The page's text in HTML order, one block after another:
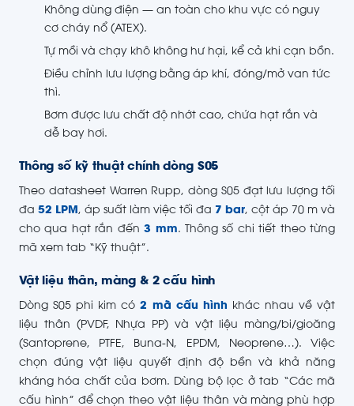
Không dùng điện — an toàn cho khu vực có nguy
cơ cháy nổ (ATEX).
Tự mồi và chạy khô không hư hại, kể cả khi cạn bồn.
Điều chỉnh lưu lượng bằng áp khí, đóng/mở van tức
thì.
Bơm được lưu chất độ nhớt cao, chứa hạt rắn và
dễ bay hơi.
Thông số kỹ thuật chính dòng S05
Theo datasheet Warren Rupp, dòng S05 đạt lưu lượng tối
đa 52 LPM, áp suất làm việc tối đa 7 bar, cột áp 70 m và
cho qua hạt rắn đến3 mm. Thông số chi tiết theo từng
mã xem tab “Kỹ thuật”.
Vật liệu thân, màng & 2 cấu hình
Dòng S05 phi kim có2 mã cấu hình khác nhau về vật
liệu thân (PVDF, Nhựa PP) và vật liệu màng/bi/gioăng
(Santoprene, PTFE, Buna-N, EPDM, Neoprene…). Việc
chọn đúng vật liệu quyết định độ bền và khả năng
kháng hóa chất của bơm. Dùng bộ lọc ở tab “Các mã
cấu hình” để chọn theo vật liệu thân và màng phù hợp